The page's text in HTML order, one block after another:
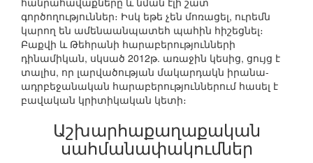
գործողություններ։ Իսկ եթե չեն մոռացել, ուրեմն
կարող են ամենաանպատեհ պահին հիշեցնել։
Բաքվի և Թեհրանի հարաբերությունների
դինամիկան, սկսած 2012թ. առաջին կեսից, ցույց է
տալիս, որ լարվածության մակարդակն իրանա-
ադրբեջանական հարաբերություններում հասել է
բավական կրիտիկական կետի։
Աշխարհաքաղաքական
սահմանափակումներ